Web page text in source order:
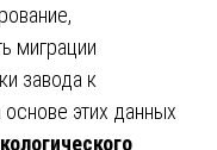
миграции
завода к
этих данных